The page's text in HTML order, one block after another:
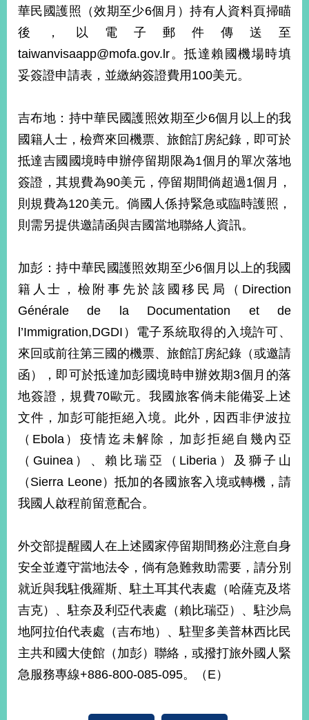
本
部
相
關
網
站
部
信
箱
粉
專
頁
LINEInstagram
X平台
(原推特)
APPYouTube
RSS
政
府
站
資
開
放
宣
告
隱
私
權
保
護
資
訊
安
全
策
無
障
礙
華民國護照（效期至少6個月）持有人資料頁掃瞄
後，以電子郵件傳送至
taiwanvisaapp@mofa.gov.lr。抵達賴國機場時填
妥簽證申請表，並繳納簽證費用100美元。
吉布地：持中華民國護照效期至少6個月以上的我
國籍人士，檢齊來回機票、旅館訂房紀錄，即可於
抵達吉國國境時申辦停留期限為1個月的單次落地
簽證，其規費為90美元，停留期間倘超過1個月，
則規費為120美元。倘國人係持緊急或臨時護照，
則需另提供邀請函與吉國當地聯絡人資訊。
加彭：持中華民國護照效期至少6個月以上的我國
籍人士，檢附事先於該國移民局（Direction
Générale de la Documentation et de
l’Immigration,DGDI）電子系統取得的入境許可、
來回或前往第三國的機票、旅館訂房紀錄（或邀請
函），即可於抵達加彭國境時申辦效期3個月的落
地簽證，規費70歐元。我國旅客倘未能備妥上述
文件，加彭可能拒絕入境。此外，因西非伊波拉
（Ebola）疫情迄未解除，加彭拒絕自幾內亞
（Guinea）、賴比瑞亞（Liberia）及獅子山
（Sierra Leone）抵加的各國旅客入境或轉機，請
我國人啟程前留意配合。
外交部提醒國人在上述國家停留期間務必注意自身
安全並遵守當地法令，倘有急難救助需要，請分別
就近與我駐俄羅斯、駐土耳其代表處（哈薩克及塔
吉克）、駐奈及利亞代表處（賴比瑞亞）、駐沙烏
地阿拉伯代表處（吉布地）、駐聖多美普林西比民
主共和國大使館（加彭）聯絡，或撥打旅外國人緊
急服務專線+886-800-085-095。（E）